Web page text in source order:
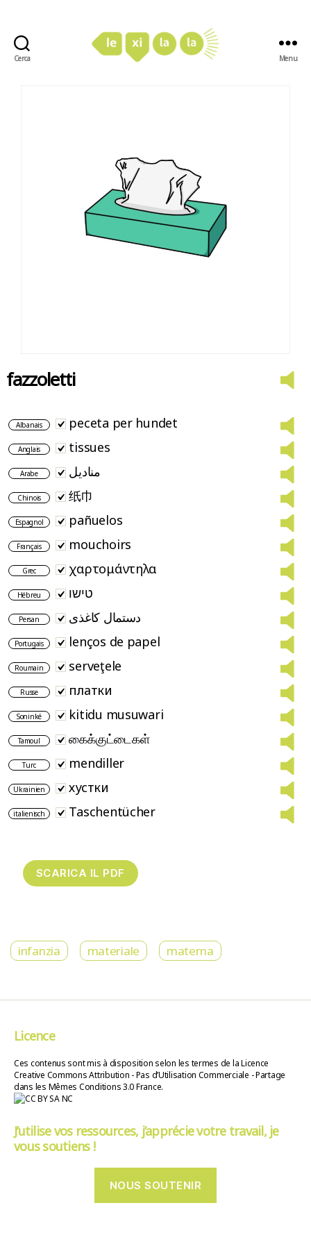
Cerca Menu
fazzoletti
Albanais peceta per hundet
Anglais tissues
Arabe مناديل
Chinois 纸巾
Espagnol pañuelos
Français mouchoirs
Grec χαρτομάντηλα
Hébreu טישו
Persan دستمال کاغذی
Portugais lenços de papel
Roumain serveţele
Russe платки
Soninké kitidu musuwari
Tamoul கைக்குட்டைகள்
Turc mendiller
Ukrainien хустки
italienisch Taschentücher
infanzia materiale materna
Licence
Ces contenus sont mis à disposition selon les termes de la Licence
Creative Commons Attribution - Pas d’Utilisation Commerciale - Partage
dans les Mêmes Conditions 3.0 France.
J’utilise vos ressources, j’apprécie votre travail, je
vous soutiens !
NOUS SOUTENIR